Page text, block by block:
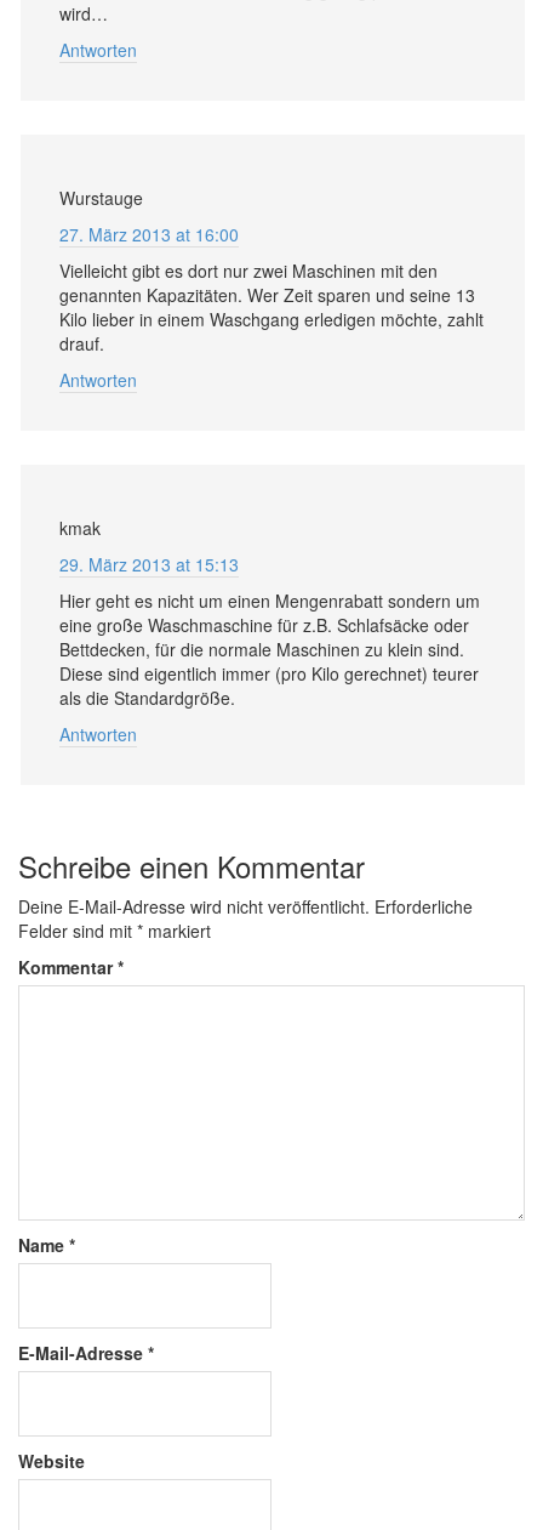
wird…
Antworten
Wurstauge
27. März 2013 at 16:00
Vielleicht gibt es dort nur zwei Maschinen mit den
genannten Kapazitäten. Wer Zeit sparen und seine 13
Kilo lieber in einem Waschgang erledigen möchte, zahlt
drauf.
Antworten
kmak
29. März 2013 at 15:13
Hier geht es nicht um einen Mengenrabatt sondern um
eine große Waschmaschine für z.B. Schlafsäcke oder
Bettdecken, für die normale Maschinen zu klein sind.
Diese sind eigentlich immer (pro Kilo gerechnet) teurer
als die Standardgröße.
Antworten
Schreibe einen Kommentar
Deine E-Mail-Adresse wird nicht veröffentlicht. Erforderliche
Felder sind mit * markiert
Kommentar*
Name *
E-Mail-Adresse *
Website